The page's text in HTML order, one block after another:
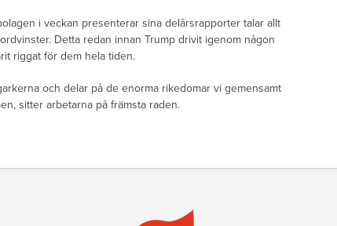
i veckan presenterar sina delårsrapporter talar allt
Detta redan innan Trump drivit igenom någon
riggat för dem hela tiden.
och delar på de enorma rikedomar vi gemensamt
sitter arbetarna på främsta raden.